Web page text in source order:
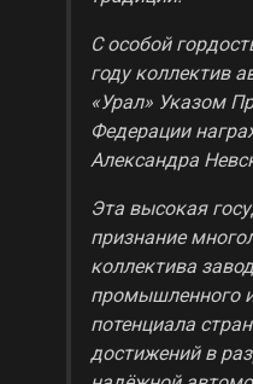
С особой
году коллектив
«Урал» Указом
Федерации
Александра
Эта высокая
признание
коллектива
промышленного
потенциала
достижений в